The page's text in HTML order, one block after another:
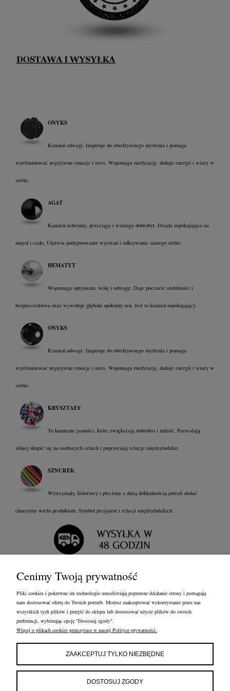
ONYKS
Kamień odwagi. Inspiruje do obiektywnego myślenia i pomaga
wyeliminować negatywne emocje i stres. Wspomaga medytację, dodaje energii i wiary w
siebie.
AGAT
Kamień ochronny, przyciąga i wzmaga dobrobyt. Działa uspokajająco na
umysł i ciało. Ułatwia podejmowanie wyzwań i odkrywanie samego siebie.
HEMATYT
Wspomaga optymizm, wolę i odwagę. Daje poczucie stabilności i
bezpieczeństwa oraz wywołuje głęboki spokojny sen. Jest to kamień uspokajający.
ONYKS
Kamień odwagi. Inspiruje do obiektywnego myślenia i pomaga
wyeliminować negatywne emocje i stres. Wspomaga medytację, dodaje energii i wiary w
siebie.
KRYSZTAŁY
To kamienie jasności, które zwiększają dobrobyt i miłość. Pozwalają
silniej skupić się na osobistych celach i poprawiają relacje międzyludzkie.
SZNUREK
Wytrzymały, kolorowy i pleciony z dużą dokładnością potrafi dodać
charyzmy wielu produktom. Symbol przyjaźni i relacji międzyludzkich.
Cenimy Twoją prywatność
Pliki cookies i pokrewne im technologie umożliwiają poprawne działanie strony i pomagają
nam dostosować ofertę do Twoich potrzeb. Możesz zaakceptować wykorzystanie przez nas
wszystkich tych plików i przejść do sklepu lub dostosować użycie plików do swoich
preferencji, wybierając opcję "Dostosuj zgody".
Więcej o plikach cookies przeczytasz w naszej Polityce prywatności.
ZAAKCEPTUJ TYLKO NIEZBĘDNE
DOSTOSUJ ZGODY